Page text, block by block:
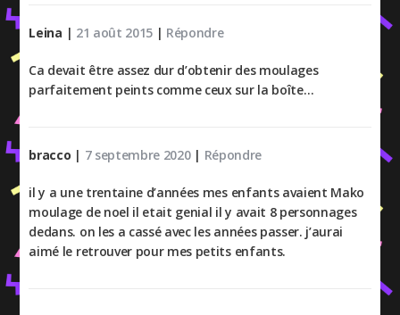
Leina | 21 août 2015 | Répondre
Ca devait être assez dur d’obtenir des moulages
parfaitement peints comme ceux sur la boîte…
bracco | 7 septembre 2020| Répondre
il y a une trentaine d’années mes enfants avaient Mako
moulage de noel il etait genial il y avait 8 personnages
dedans. on les a cassé avec les années passer. j’aurai
aimé le retrouver pour mes petits enfants.